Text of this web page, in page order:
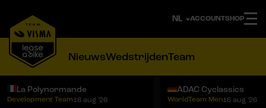
ACCOUNTSHOP
NieuwsWedstrijdenTeam
Notificaties
La Polynormande
Development Team16 aug '26
ADAC Cyclassics
WorldTeam Men16 aug '26